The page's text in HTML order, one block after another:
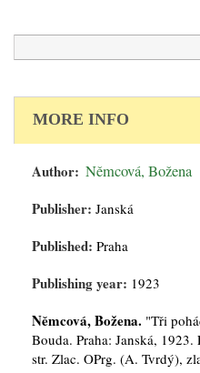
MORE INFO
Author: Němcová, Božena
Publisher: Janská
Published: Praha
Publishing year: 1923
Němcová, Božena. "Tři
Bouda. Praha: Janská,
str. Zlac. OPrg. (A. Tvrdý),